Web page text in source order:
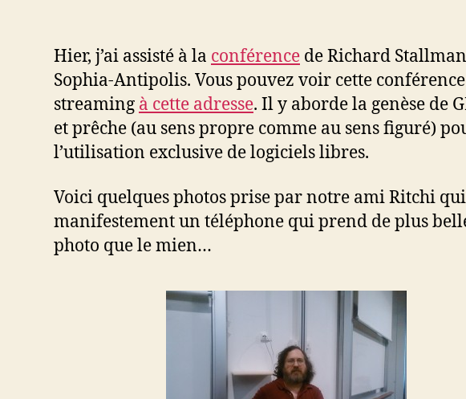
Hier, j’ai assisté à la conférence de Richard
Sophia-Antipolis. Vous pouvez voir cette
streaming à cette adresse. Il y aborde la genèse de
et prêche (au sens propre comme au sens figuré)
l’utilisation exclusive de logiciels libres.
Voici quelques photos prise par notre ami Ritchi
manifestement un téléphone qui prend de plus
photo que le mien…